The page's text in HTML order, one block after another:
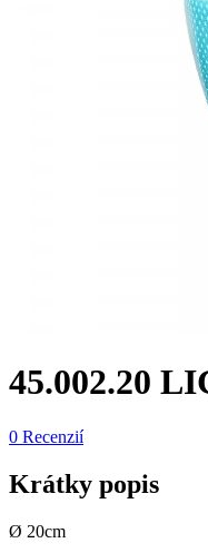
45.002.20
0 Recenzií
Krátky popis
Ø 20cm